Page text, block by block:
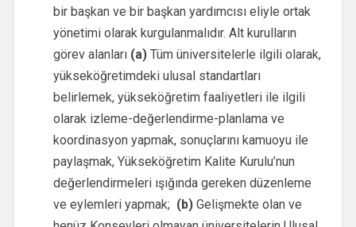
bir başkan ve bir başkan yardımcısı eliyle ortak
yönetimi olarak kurgulanmalıdır. Alt kurulların
görev alanları (a)Tüm üniversitelerle ilgili olarak,
yükseköğretimdeki ulusal standartları
belirlemek, yükseköğretim faaliyetleri ile ilgili
olarak izleme-değerlendirme-planlama ve
koordinasyon yapmak, sonuçlarını kamuoyu ile
paylaşmak, Yükseköğretim Kalite Kurulu’nun
değerlendirmeleri ışığında gereken düzenleme
ve eylemleri yapmak; (b)Gelişmekte olan ve